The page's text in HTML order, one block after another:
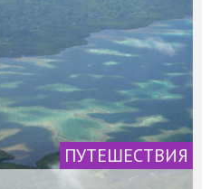
ПУТЕШЕСТВИЯ